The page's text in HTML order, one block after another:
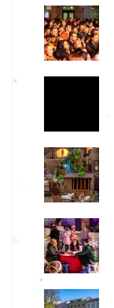
*
*
*
*
*